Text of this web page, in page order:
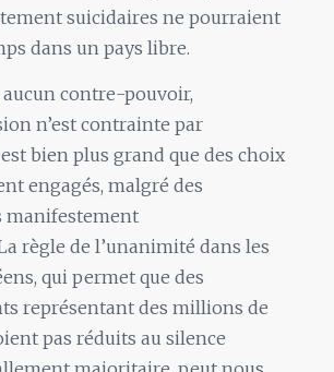
suicidaires ne pourraient
dans unpays libre.
aucun contre-pouvoir,
n’est contrainte par
bien plus grand que des choix
engagés, malgré des
manifestement
règle de l’unanimité dans les
qui permet que des
représentant des millions de
pas réduits au silence